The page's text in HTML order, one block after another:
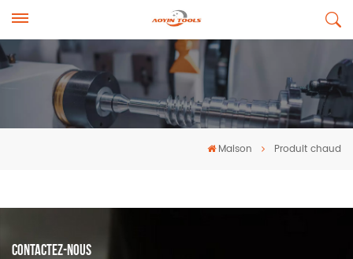
Maison Produit chaud
CONTACTEZ-NOUS